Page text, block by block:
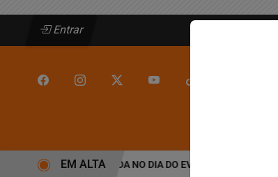
Entrar
BARROS É CONFIRMADA NO DIA DO EVANGÉLICO EM
EM ALTA